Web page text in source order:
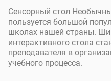
Сенсорный стол
пользуется большой
школах нашей страны.
интерактивного стола
преподавателя в
учебного процесса.